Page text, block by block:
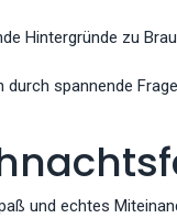
Hintergründe zu
spannende
und echtes